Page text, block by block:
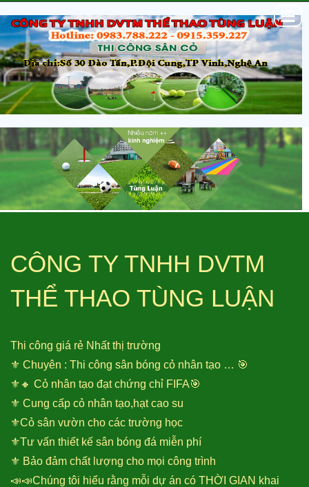
CÔNG TY TNHH DVTM
THỂ THAO TÙNG LUẬN
Thi công giá rẻ Nhất thị trường
⚜️ Chuyên : Thi công sân bóng cỏ nhân tạo … 🎯
⚜️🔸 Cỏ nhân tạo đạt chứng chỉ FIFA🎯
⚜️ Cung cấp cỏ nhân tạo,hạt cao su
⚜️Cỏ sân vườn cho các trường học
⚜️Tư vấn thiết kế sân bóng đá miễn phí
⚜️ Bảo đảm chất lượng cho mọi công trình
📣📣Chúng tôi hiểu rằng mỗi dự án có THỜI GIAN khai